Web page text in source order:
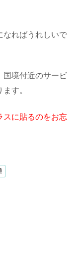
なればうれしいで
国境付近のサービ
す。
スに貼るのをお忘